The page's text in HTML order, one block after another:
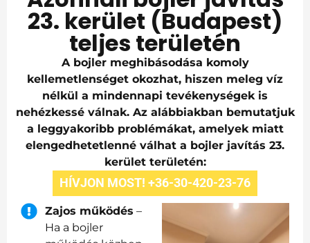
23. kerület (Budapest)
teljes területén
A bojler meghibásodása komoly
kellemetlenséget okozhat, hiszen meleg víz
nélkül a mindennapi tevékenységek is
nehézkessé válnak. Az alábbiakban bemutatjuk
a leggyakoribb problémákat, amelyek miatt
elengedhetetlenné válhat a bojler javítás 23.
kerület területén:
HÍVJON MOST! +36-30-420-23-76
Zajos működés –
Ha a bojler